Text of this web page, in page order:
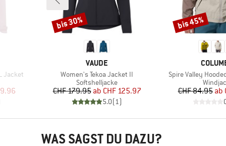
Jacket
Preis
MARKE
VAUDE
Artikel
Women's Tekoa Jacket II
Produktgruppe
Softshelljacke
Preis
CHF 179.95 reduzierter Preis
ab CHF 125.97
5.0(1)
Rabatt
bis 30%
MARKE
Artikel
Spire Valley
CHF 84.95 ab
Rabatt
bis 45%
WAS SAGST DU DAZU?